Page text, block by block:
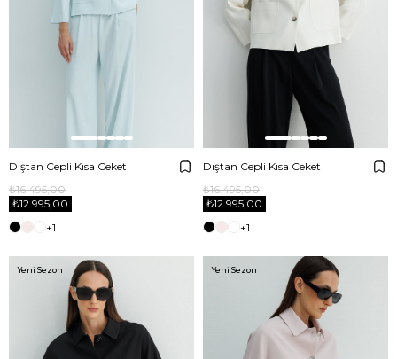
Dıştan Cepli Kısa Ceket
₺12.995,00
₺16.495,00
+1
Dıştan Cepli Kısa Ceket
₺12.995,00
₺16.495,00
+1
Yeni Sezon Yeni Sezon